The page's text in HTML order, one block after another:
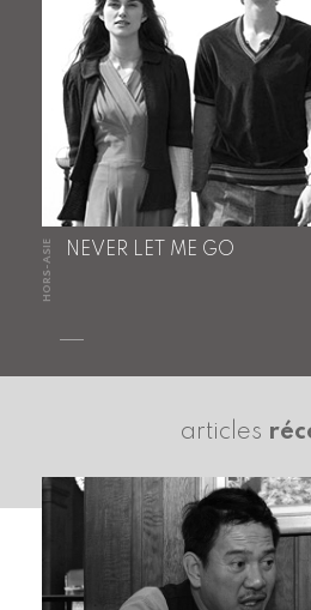
HORS-ASIE NEVER LET ME GO
articles